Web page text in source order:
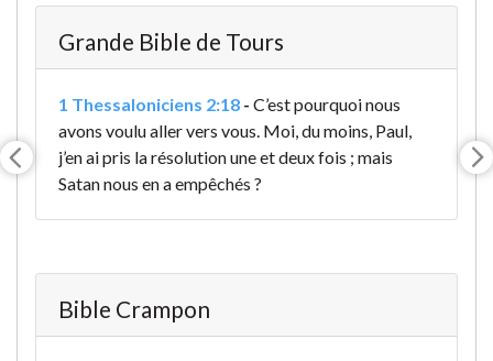
Grande Bible de Tours
1 Thessaloniciens 2:18 - C’est pourquoi nous
avons voulu aller vers vous. Moi, du moins, Paul,
j’en ai pris la résolution une et deux fois ; mais
Satan nous en a empêchés ?
Bible Crampon